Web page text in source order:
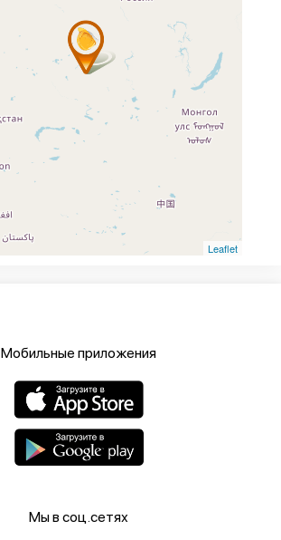
Leaflet
Мобильные приложения
Мы в соц.сетях